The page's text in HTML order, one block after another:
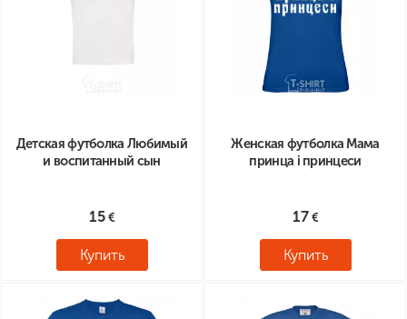
Детская футболка Любимый
и воспитанный сын
15
Купить
Женская футболка Мама
принца і принцеси
17
Купить